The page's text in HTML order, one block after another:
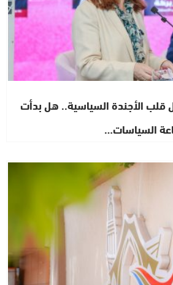
قلب الأجندة السياسية.. هل بدأت
السياسات…